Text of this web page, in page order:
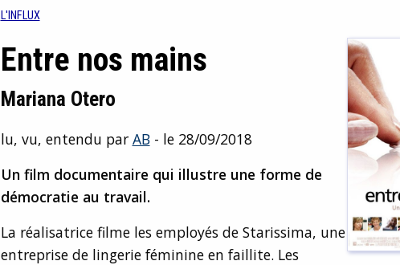
L'INFLUX
Entre nos mains
Mariana Otero
lu, vu, entendu par AB- le 28/09/2018
Un film documentaire qui illustre une forme de
démocratie au travail.
La réalisatrice filme les employés de Starissima, une
entreprise de lingerie féminine en faillite. Les